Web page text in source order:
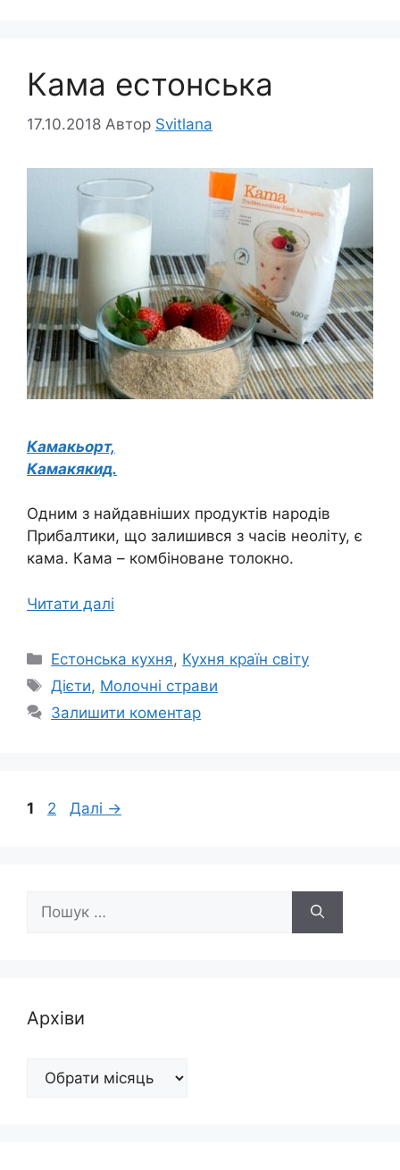
Кама естонська
17.10.2018 Автор Svitlana
Камакьорт,
Камакякид.
Одним з найдавніших продуктів народів
Прибалтики, що залишився з часів неоліту, є
кама. Кама – комбіноване толокно.
Читати далі
Категорії
Естонська кухня, Кухня країн світу
Позначки
Дієти, Молочні страви
Залишити коментар
Сторінка
1 Сторінка
2 Далі →
Архіви
Архіви